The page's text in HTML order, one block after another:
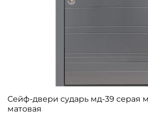
Сейф-двери сударь мд-39 серая
матовая